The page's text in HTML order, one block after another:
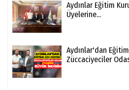
Aydınlar Eğitim
Üyelerine...
Aydınlar'dan
Züccaciyeciler